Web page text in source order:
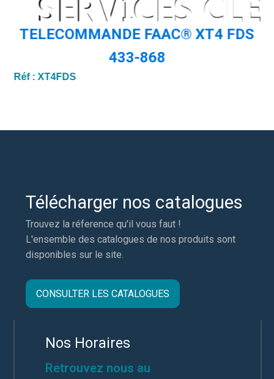
TELECOMMANDE FAAC® XT4 FDS
433-868
Réf :XT4FDS
Télécharger nos catalogues
Trouvez la réference qu'il vous faut !
L'ensemble des catalogues de nos produits sont
disponibles sur le site.
CONSULTER LES CATALOGUES
Nos Horaires
Retrouvez nous au